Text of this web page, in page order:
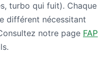
turbo qui fuit). Chaque
différent nécessitant
notre page FAP